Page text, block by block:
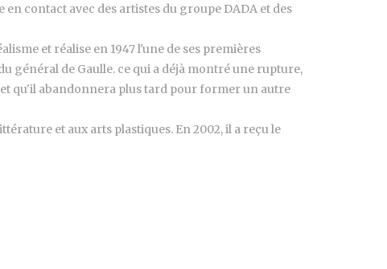
contact avec des artistes du groupe DADA et des
et réalise en 1947 l'une de ses premières
général de Gaulle. ce qui a déjà montré une rupture,
qu'il abandonnera plus tard pour former un autre
et aux arts plastiques. En 2002, il a reçu le